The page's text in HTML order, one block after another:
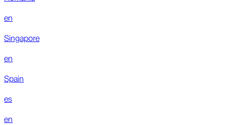
en
Singapore
en
Spain
es
en